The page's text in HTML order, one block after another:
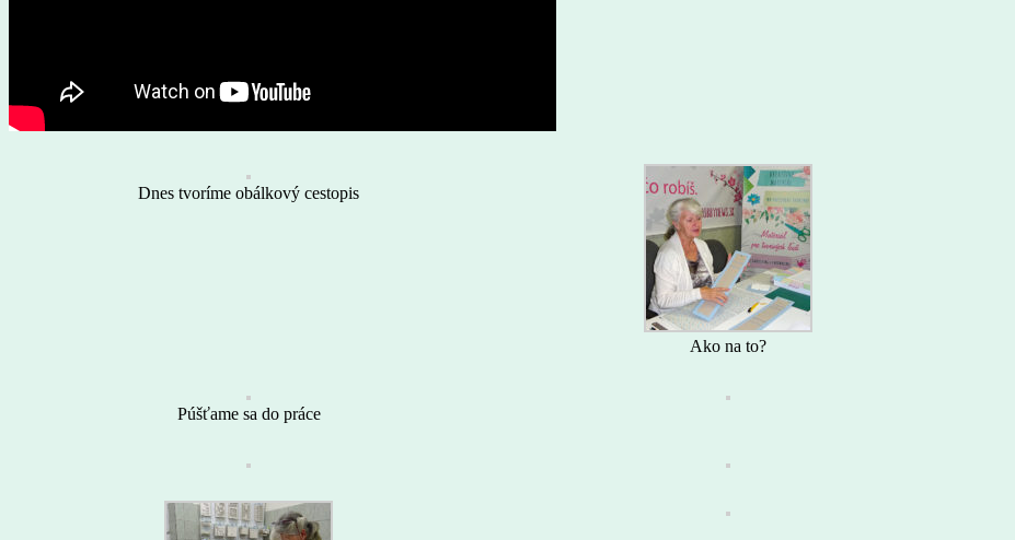
Dnes tvoríme obálkový cestopis
Ako na to?
Púšťame sa do práce